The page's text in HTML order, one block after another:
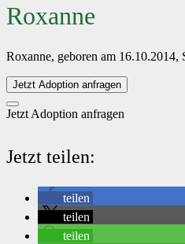
Roxanne
Roxanne, geboren am 16.10.2014,
Jetzt Adoption anfragen
Jetzt Adoption anfragen
Jetzt teilen:
teilen
teilen
teilen